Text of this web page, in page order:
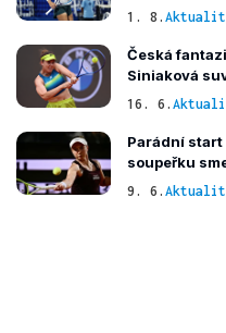
1. 8.
Česká
Siniaková
16. 6.
Parádní
soupeřku
9. 6.